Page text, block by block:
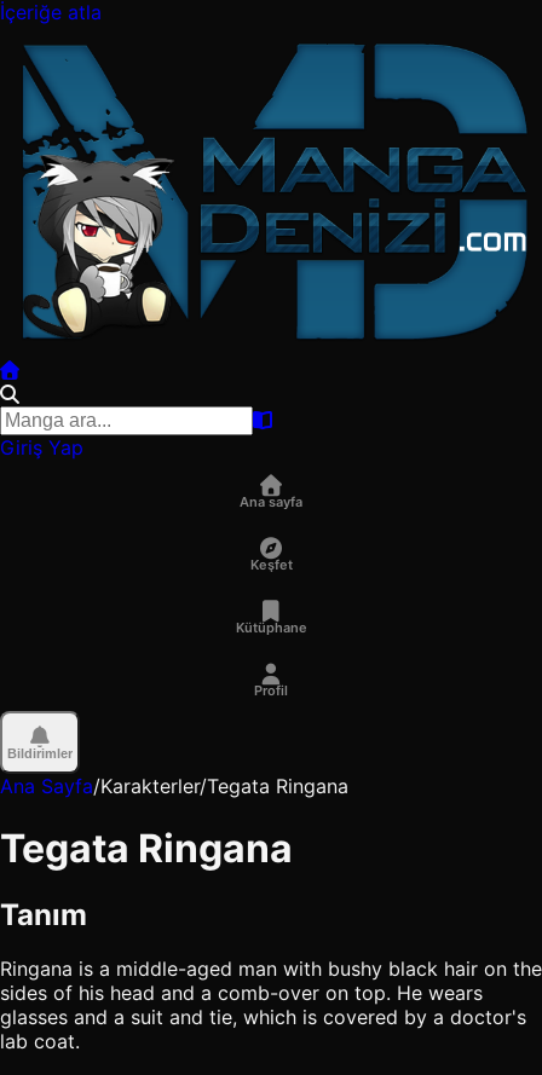
İçeriğe atla
Giriş Yap
Ana sayfa
Keşfet
Kütüphane
Profil
Bildirimler
Ana Sayfa/Karakterler/Tegata Ringana
Tegata Ringana
Tanım
Ringana is a middle-aged man with bushy black hair on the
sides of his head and a comb-over on top. He wears
glasses and a suit and tie, which is covered by a doctor's
lab coat.